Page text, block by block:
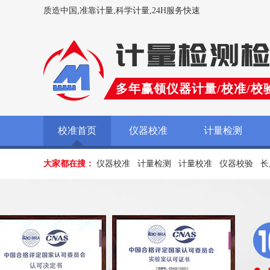
质造中国,准靠计量,科学计量,24H服务快速
多年赢领仪器计量/校准/校
校准首页 仪器校准 计量检测
大家都在搜： 仪器校准 计量检测 计量校准 仪器校验